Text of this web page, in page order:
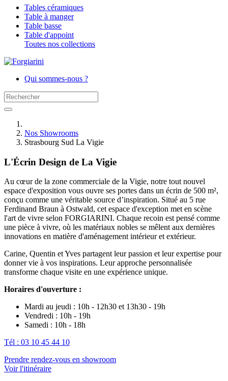
Tables céramiques
Table à manger
Table basse
Table d'appoint
Toutes nos collections
Qui sommes-nous ?
Nos Showrooms
Strasbourg Sud La Vigie
L'Écrin Design de La Vigie
Au cœur de la zone commerciale de la Vigie, notre tout nouvel
espace d'exposition vous ouvre ses portes dans un écrin de 500 m²,
conçu comme une véritable source d’inspiration. Situé au 5 rue
Ferdinand Braun à Ostwald, cet espace d'exception met en scène
l'art de vivre selon FORGIARINI. Chaque recoin est pensé comme
une pièce à vivre, où les matériaux nobles se mêlent aux dernières
innovations en matière d'aménagement intérieur et extérieur.
Carine, Quentin et Yves partagent leur passion et leur expertise pour
donner vie à vos inspirations. Leur approche personnalisée
transforme chaque visite en une expérience unique.
Horaires d'ouverture :
Mardi au jeudi : 10h - 12h30 et 13h30 - 19h
Vendredi : 10h - 19h
Samedi : 10h - 18h
Tél : 03 10 45 44 10
Prendre rendez-vous en showroom
Voir l'itinéraire